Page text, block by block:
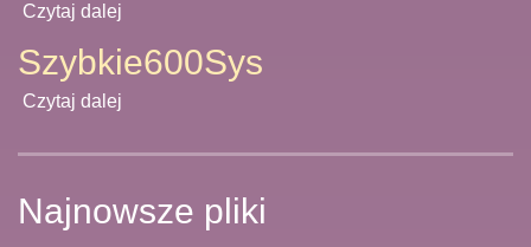
Czytaj dalej
Szybkie600Sys
Czytaj dalej
Najnowsze pliki